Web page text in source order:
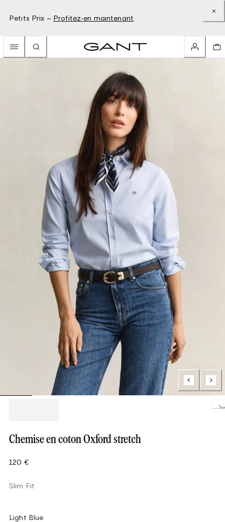
Petits Prix – Profitez-en maintenant
Loading...
Chemise en coton Oxford stretch
120 €
Slim Fit
Light Blue